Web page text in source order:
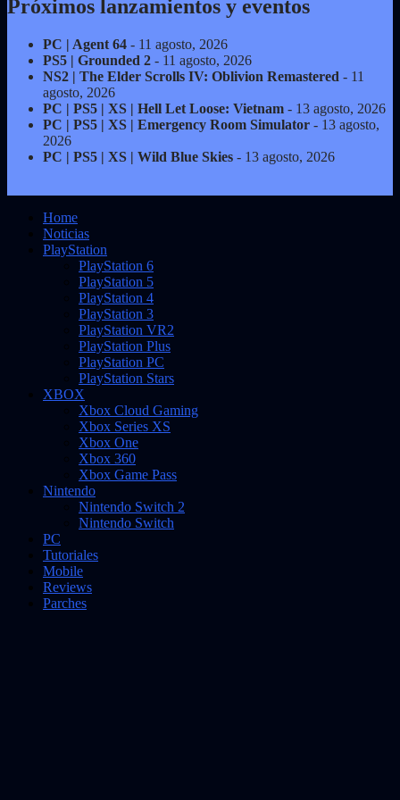
Próximos lanzamientos y eventos
PC | Agent 64 - 11 agosto, 2026
PS5 | Grounded 2 - 11 agosto, 2026
NS2 | The Elder Scrolls IV: Oblivion Remastered - 11
agosto, 2026
PC | PS5 | XS | Hell Let Loose: Vietnam - 13 agosto, 2026
PC | PS5 | XS | Emergency Room Simulator - 13 agosto,
2026
PC | PS5 | XS | Wild Blue Skies - 13 agosto, 2026
Home
Noticias
PlayStation
PlayStation 6
PlayStation 5
PlayStation 4
PlayStation 3
PlayStation VR2
PlayStation Plus
PlayStation PC
PlayStation Stars
XBOX
Xbox Cloud Gaming
Xbox Series XS
Xbox One
Xbox 360
Xbox Game Pass
Nintendo
Nintendo Switch 2
Nintendo Switch
PC
Tutoriales
Mobile
Reviews
Parches